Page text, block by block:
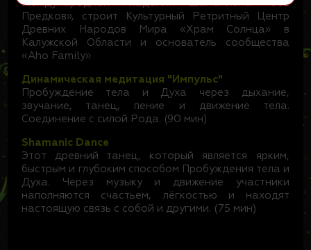
Международной Академии Шаманизма «Зов
Предков», строит Культурный Ретритный Центр
Древних Народов Мира «Храм Солнца» в
Калужской Области и основатель сообщества
«Aho Family»
Динамическая медитация "Импульс"
Пробуждение тела и Духа через дыхание,
звучание, танец, пение и движение тела.
Соединение с силой Рода. (90 мин)
Shamanic Dance
Этот древний танец, который является ярким,
быстрым и глубоким способом Пробуждения тела и
Духа. Через музыку и движение участники
наполняются счастьем, лёгкостью и находят
настоящую связь с собой и другими. (75 мин)